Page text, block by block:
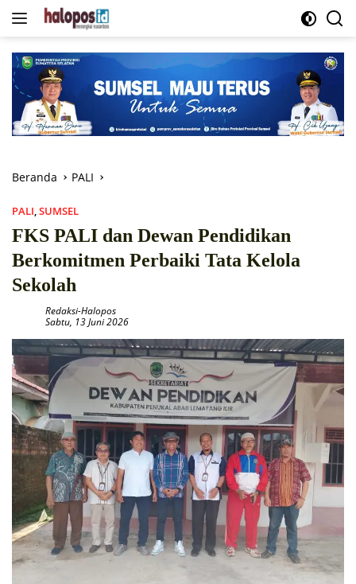
Langsung
Beranda PALI
PALI SUMSEL
FKS PALI dan Dewan Pendidikan
Berkomitmen Perbaiki Tata Kelola
Sekolah
Redaksi-Halopos
Sabtu, 13 Juni 2026